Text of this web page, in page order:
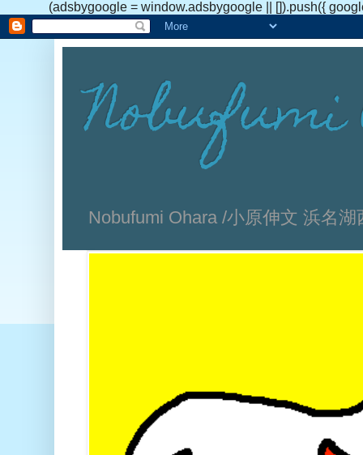
(adsbygoogle = window.adsbygoogle || []).push({
Nobufumi
Nobufumi Ohara /小原伸文 浜名